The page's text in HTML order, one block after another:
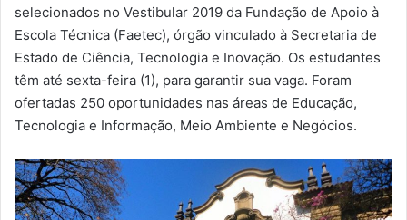
-
m
a
l
selecionados no Vestibular 2019 da Fundação de Apoio à
Escola Técnica (Faetec), órgão vinculado à Secretaria de
Estado de Ciência, Tecnologia e Inovação. Os estudantes
têm até sexta-feira (1), para garantir sua vaga. Foram
ofertadas 250 oportunidades nas áreas de Educação,
Tecnologia e Informação, Meio Ambiente e Negócios.